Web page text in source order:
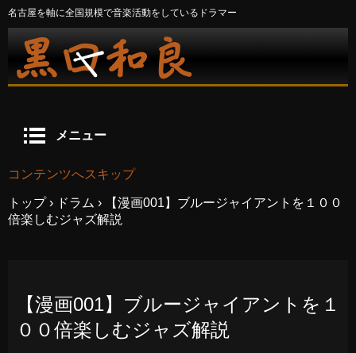
名古屋を軸に全国規模で音楽活動をしているドラマー
メニュー
コンテンツへスキップ
トップ › ドラム ›
【漫画001】ブルージャイアントを１００
倍楽しむジャズ解説
【漫画001】ブルージャイアントを１
００倍楽しむジャズ解説